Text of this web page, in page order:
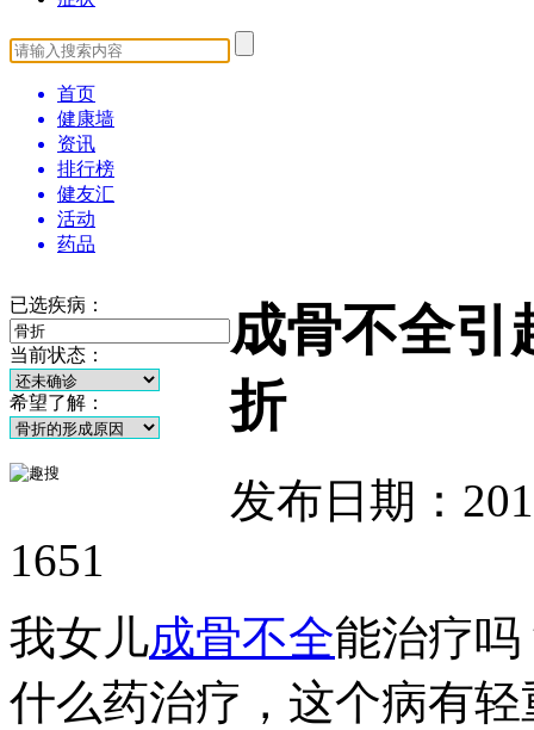
首页
健康墙
资讯
排行榜
健友汇
活动
药品
已选疾病：
当前状态：
希望了解：
成骨不全引
折
发布日期：
1651
我女儿成骨不全能治疗
什么药治疗，这个病有